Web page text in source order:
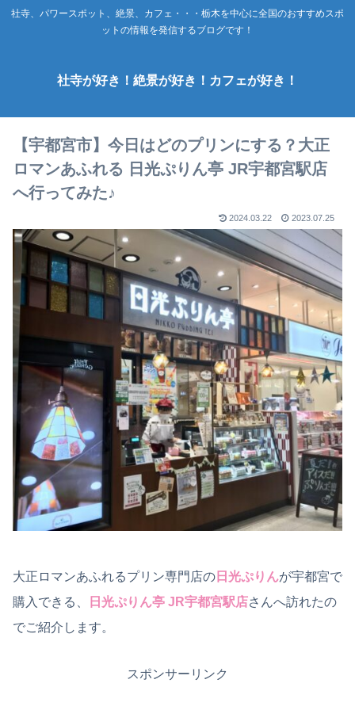
社寺、パワースポット、絶景、カフェ・・・栃木を中心に全国のおすすめスポ
ットの情報を発信するブログです！
社寺が好き！絶景が好き！カフェが好き！
【宇都宮市】今日はどのプリンにする？大正
ロマンあふれる 日光ぷりん亭 JR宇都宮駅店
へ行ってみた♪
2024.03.22 2023.07.25
大正ロマンあふれるプリン専門店の 日光ぷりんが宇都宮で
購入できる、
日光ぷりん亭 JR宇都宮駅店さんへ訪れたの
でご紹介します。
スポンサーリンク